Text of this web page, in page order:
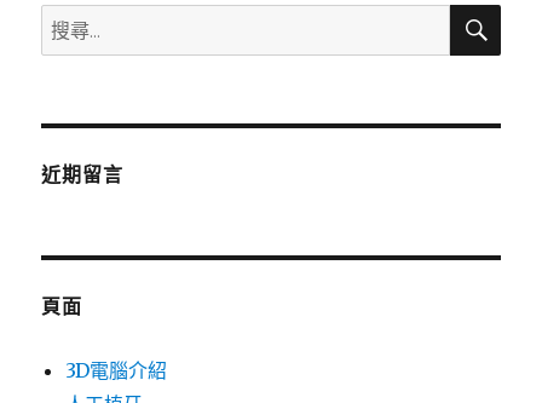
搜
尋
鍵
搜
近期留言
頁面
3D電腦介紹